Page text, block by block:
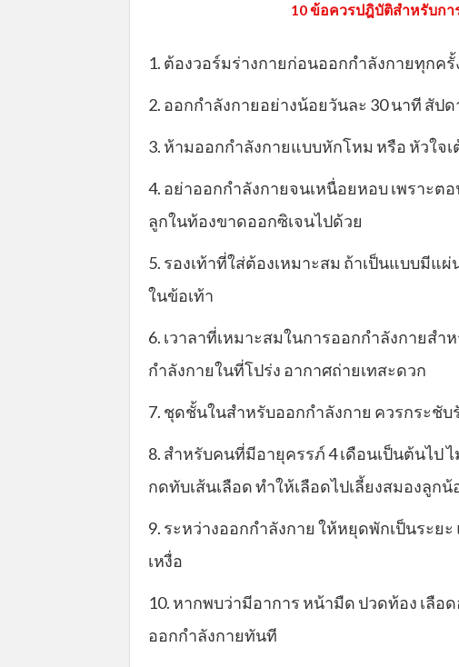
10 ข้อควรปฎิบัติสำหรับก
1. ต้องวอร์มร่างกายก่อนออกกำลังกายทุกค
2. ออกกำลังกายอย่างน้อยวันละ 30 นาที สัปด
3. ห้ามออกกำลังกายแบบหักโหม หรือ หัวใจเ
4. อย่าออกกำลังกายจนเหนื่อยหอบ เพราะต
ลูกในท้องขาดออกซิเจนไปด้วย
5. รองเท้าที่ใส่ต้องเหมาะสม ถ้าเป็นแบบมี
ในข้อเท้า
6. เวาลาที่เหมาะสมในการออกกำลังกายส
กำลังกายในที่โปร่ง อากาศถ่ายเทสะดวก
7. ชุดชั้นในสำหรับออกกำลังกาย ควรกระชั
8. สำหรับคนที่มีอายุครรภ์ 4 เดือนเป็นต้นไป
กดทับเส้นเลือด ทำให้เลือดไปเลี้ยงสมองลูกน้
9. ระหว่างออกกำลังกาย ให้หยุดพักเป็นระย
เหงื่อ
10. หากพบว่ามีอาการ หน้ามืด ปวดท้อง เลือ
ออกกำลังกายทันที